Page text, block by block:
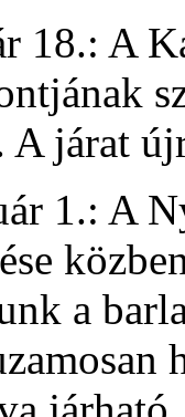
18.: A
A járat
1.: A
a